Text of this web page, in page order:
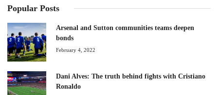
Popular Posts
Arsenal and Sutton communities teams deepen
bonds
February 4, 2022
Dani Alves: The truth behind fights with Cristiano
Ronaldo